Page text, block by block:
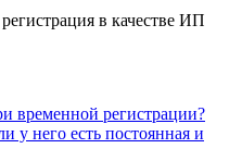
в качестве ИП
регистрации?
у него есть постоянная и